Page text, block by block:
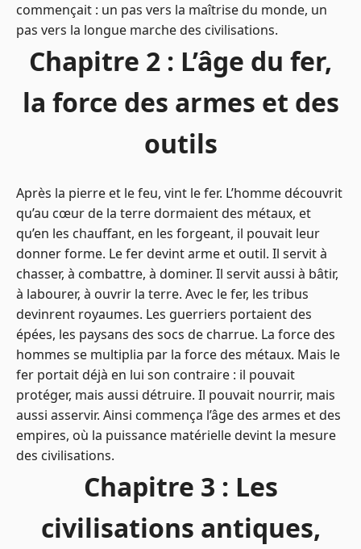
commençait : un pas vers la maîtrise du monde, un
pas vers la longue marche des civilisations.
Chapitre 2 : L’âge du fer,
la force des armes et des
outils
Après la pierre et le feu, vint le fer. L’homme découvrit
qu’au cœur de la terre dormaient des métaux, et
qu’en les chauffant, en les forgeant, il pouvait leur
donner forme. Le fer devint arme et outil. Il servit à
chasser, à combattre, à dominer. Il servit aussi à bâtir,
à labourer, à ouvrir la terre. Avec le fer, les tribus
devinrent royaumes. Les guerriers portaient des
épées, les paysans des socs de charrue. La force des
hommes se multiplia par la force des métaux. Mais le
fer portait déjà en lui son contraire : il pouvait
protéger, mais aussi détruire. Il pouvait nourrir, mais
aussi asservir. Ainsi commença l’âge des armes et des
empires, où la puissance matérielle devint la mesure
des civilisations.
Chapitre 3 : Les
civilisations antiques,